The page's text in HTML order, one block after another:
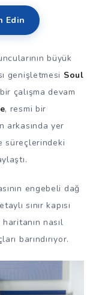
Edin
büyük
genişletmesi Soul
çalışma devam
, resmi bir
arkasında yer
süreçlerindeki
engebeli dağ
sınır kapısı
nasıl
barındırıyor.